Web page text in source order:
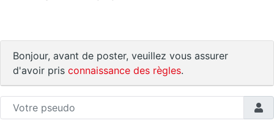
Bonjour, avant de poster, veuillez vous assurer
d'avoir pris connaissance des règles.